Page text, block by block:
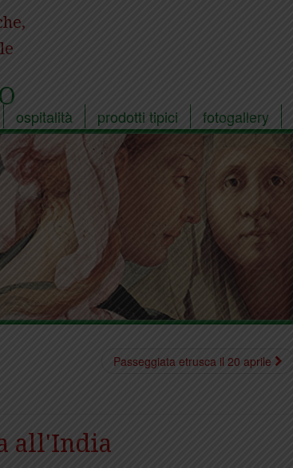
ospitalità prodotti tipici fotogallery
Passeggiata etrusca il 20 aprile
all'India